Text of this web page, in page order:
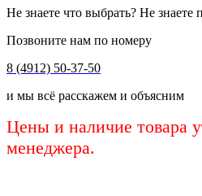
Не знаете что выбрать? Не знаете
Позвоните нам по номеру
8 (4912) 50-37-50
и мы всё расскажем и объясним
Цены и наличие товара
менеджера.